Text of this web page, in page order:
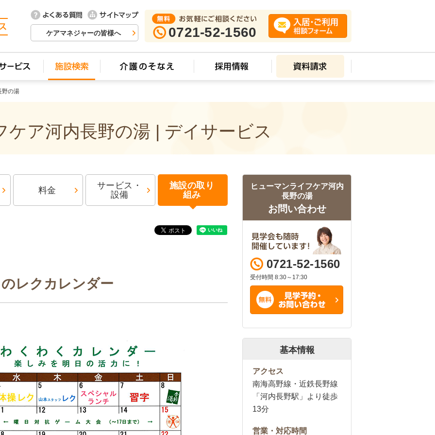
ケアマネジャーの皆様へ 0721-52-1560
野の湯
ケア河内長野の湯 | デイサービス
料金
サービス・
設備
施設の取り
組み
レクカレンダー
ヒューマンライフケア河内
長野の湯
お問い合わせ
0721-52-1560
受付時間 8:30～17:30
基本情報
アクセス
南海高野線・近鉄長野線
「河内長野駅」より徒歩
13分
営業・対応時間